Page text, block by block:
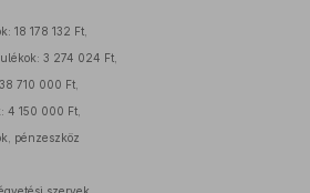
18 178 132 Ft,
3 274 024 Ft,
710 000 Ft,
4 150 000 Ft,
pénzeszköz